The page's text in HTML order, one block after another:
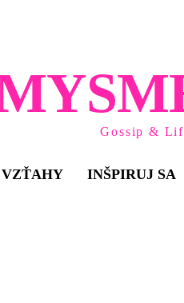
Gossip &
INŠPIRUJ SA